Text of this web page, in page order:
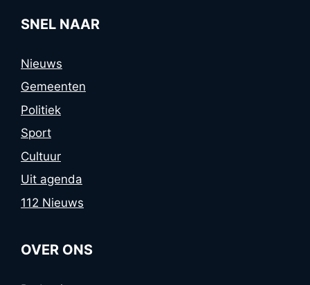
SNEL NAAR
Nieuws
Gemeenten
Politiek
Sport
Cultuur
Uit agenda
112 Nieuws
OVER ONS